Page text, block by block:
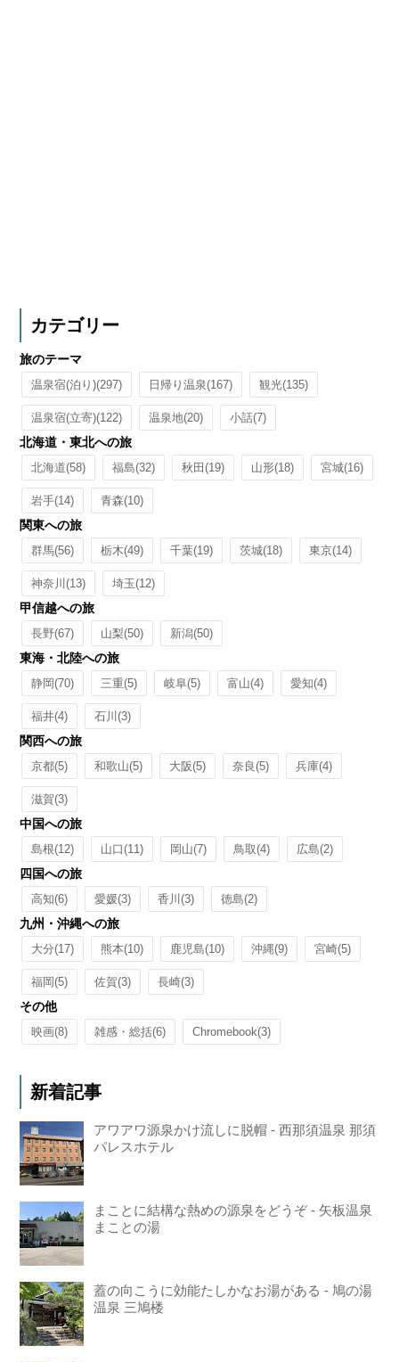
カテゴリー
旅のテーマ
温泉宿(泊り)(297) 日帰り温泉(167) 観光(135)
温泉宿(立寄)(122) 温泉地(20) 小話(7)
北海道・東北への旅
北海道(58) 福島(32) 秋田(19) 山形(18) 宮城(16)
岩手(14) 青森(10)
関東への旅
群馬(56) 栃木(49) 千葉(19) 茨城(18) 東京(14)
神奈川(13) 埼玉(12)
甲信越への旅
長野(67) 山梨(50) 新潟(50)
東海・北陸への旅
静岡(70) 三重(5) 岐阜(5) 富山(4) 愛知(4)
福井(4) 石川(3)
関西への旅
京都(5) 和歌山(5) 大阪(5) 奈良(5) 兵庫(4)
滋賀(3)
中国への旅
島根(12) 山口(11) 岡山(7) 鳥取(4) 広島(2)
四国への旅
高知(6) 愛媛(3) 香川(3) 徳島(2)
九州・沖縄への旅
大分(17) 熊本(10) 鹿児島(10) 沖縄(9) 宮崎(5)
福岡(5) 佐賀(3) 長崎(3)
その他
映画(8) 雑感・総括(6) Chromebook(3)
新着記事
アワアワ源泉かけ流しに脱帽 - 西那須温泉 那須
パレスホテル
まことに結構な熱めの源泉をどうぞ - 矢板温泉
まことの湯
蓋の向こうに効能たしかなお湯がある - 鳩の湯
温泉 三鳩楼